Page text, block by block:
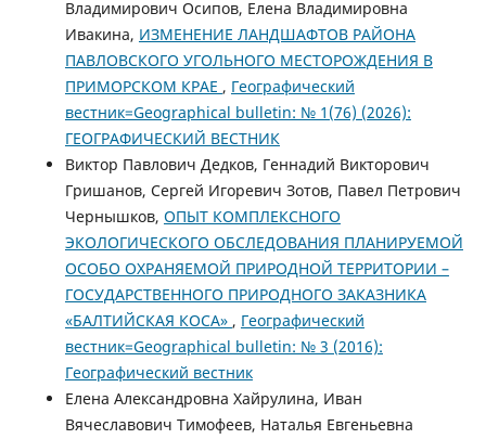
Владимирович Осипов, Елена Владимировна
Ивакина, ИЗМЕНЕНИЕ ЛАНДШАФТОВ РАЙОНА
ПАВЛОВСКОГО УГОЛЬНОГО МЕСТОРОЖДЕНИЯ В
ПРИМОРСКОМ КРАЕ , Географический
вестник=Geographical bulletin: № 1(76) (2026):
ГЕОГРАФИЧЕСКИЙ ВЕСТНИК
Виктор Павлович Дедков, Геннадий Викторович
Гришанов, Сергей Игоревич Зотов, Павел Петрович
Чернышков, ОПЫТ КОМПЛЕКСНОГО
ЭКОЛОГИЧЕСКОГО ОБСЛЕДОВАНИЯ ПЛАНИРУЕМОЙ
ОСОБО ОХРАНЯЕМОЙ ПРИРОДНОЙ ТЕРРИТОРИИ –
ГОСУДАРСТВЕННОГО ПРИРОДНОГО ЗАКАЗНИКА
«БАЛТИЙСКАЯ КОСА» , Географический
вестник=Geographical bulletin: № 3 (2016):
Географический вестник
Елена Александровна Хайрулина, Иван
Вячеславович Тимофеев, Наталья Евгеньевна